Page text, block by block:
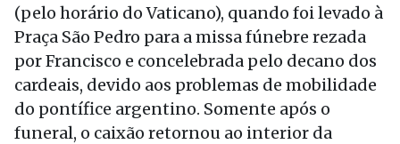
(pelo horário do Vaticano), quando foi levado à
Praça São Pedro para a missa fúnebre rezada
por Francisco e concelebrada pelo decano dos
cardeais, devido aos problemas de mobilidade
do pontífice argentino. Somente após o
funeral, o caixão retornou ao interior da